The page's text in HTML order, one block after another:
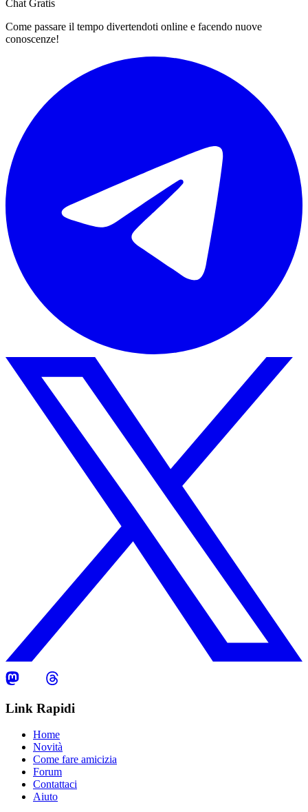
Chat Gratis
Come passare il tempo divertendoti online e facendo nuove
conoscenze!
Link Rapidi
Home
Novità
Come fare amicizia
Forum
Contattaci
Aiuto